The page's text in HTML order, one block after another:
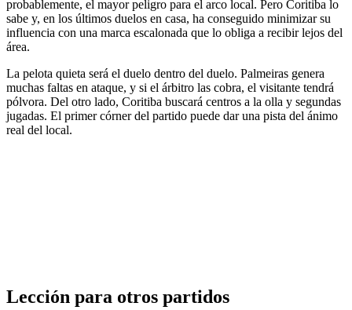
probablemente, el mayor peligro para el arco local. Pero Coritiba lo
sabe y, en los últimos duelos en casa, ha conseguido minimizar su
influencia con una marca escalonada que lo obliga a recibir lejos del
área.
La pelota quieta será el duelo dentro del duelo. Palmeiras genera
muchas faltas en ataque, y si el árbitro las cobra, el visitante tendrá
pólvora. Del otro lado, Coritiba buscará centros a la olla y segundas
jugadas. El primer córner del partido puede dar una pista del ánimo
real del local.
Lección para otros partidos